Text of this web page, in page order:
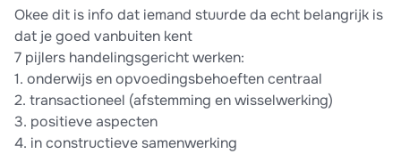
Okee dit is info dat iemand stuurde da echt belangrijk is
dat je goed vanbuiten kent
7 pijlers handelingsgericht werken:
1.⁠ ⁠onderwijs en opvoedingsbehoeften centraal
2.⁠ ⁠transactioneel (afstemming en wisselwerking)
3.⁠ ⁠positieve aspecten
4.⁠ ⁠in constructieve samenwerking